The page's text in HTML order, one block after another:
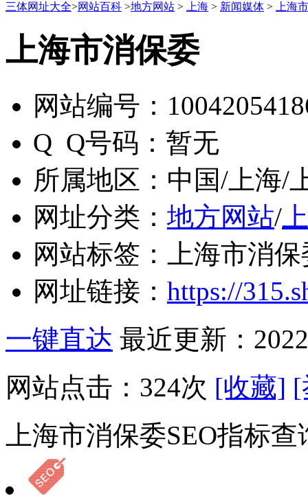
三体网址大全>网站百科 >地方网站 > 上海 > 新闻媒体 > 上海
上海市消保委
网站编号：
Q Q号码： 暂无
所属地区： 中国/上海/
网址分类： 地方网站/
网站标签：
上海市消
网址链接： https://
一键直达 最近更新：
网站点击： 324次 [收藏] [
上海市消保委SEO指标查